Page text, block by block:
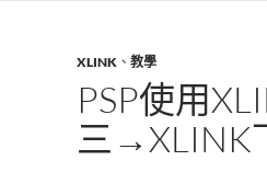
XLINK 、 教學
PSP使用
三→XLINK